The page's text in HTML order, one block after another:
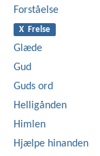
Forståelse
X Frelse
Glæde
Gud
Guds ord
Helligånden
Himlen
Hjælpe hinanden